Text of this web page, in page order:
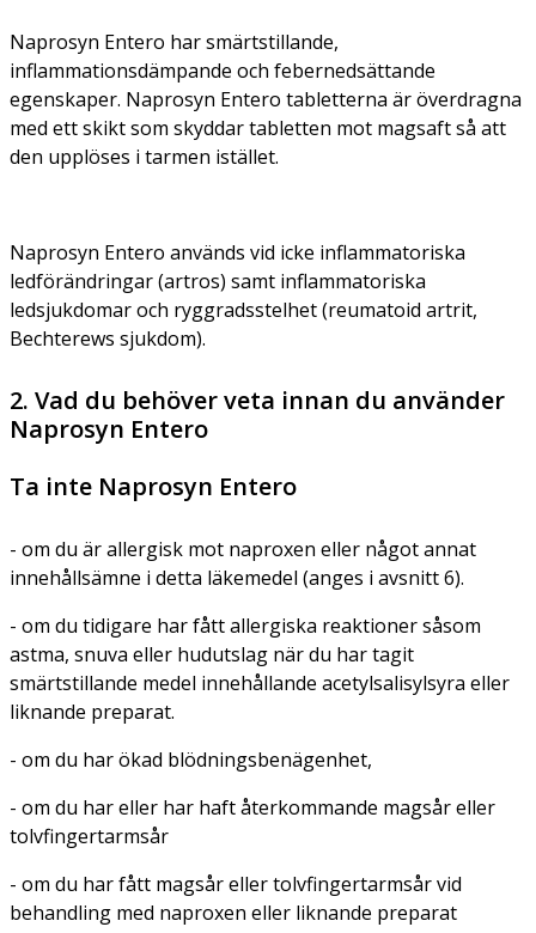
Naprosyn Entero har smärtstillande,
inflammationsdämpande och febernedsättande
egenskaper. Naprosyn Entero tabletterna är överdragna
med ett skikt som skyddar tabletten mot magsaft så att
den upplöses i tarmen istället.
Naprosyn Entero används vid icke inflammatoriska
ledförändringar (artros) samt inflammatoriska
ledsjukdomar och ryggradsstelhet (reumatoid artrit,
Bechterews sjukdom).
2. Vad du behöver veta innan du använder
Naprosyn Entero
Ta inte Naprosyn Entero
- om du är allergisk mot naproxen eller något annat
innehållsämne i detta läkemedel (anges i avsnitt 6).
- om du tidigare har fått allergiska reaktioner såsom
astma, snuva eller hudutslag när du har tagit
smärtstillande medel innehållande acetylsalisylsyra eller
liknande preparat.
- om du har ökad blödningsbenägenhet,
- om du har eller har haft återkommande magsår eller
tolvfingertarmsår
- om du har fått magsår eller tolvfingertarmsår vid
behandling med naproxen eller liknande preparat